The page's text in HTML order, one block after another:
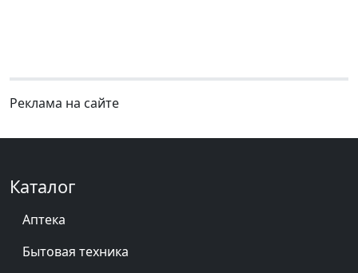
Реклама на сайте
Каталог
Аптека
Бытовая техника